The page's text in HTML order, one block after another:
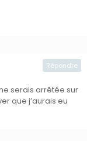
serais arrêtée sur
que j’aurais eu
Répondre